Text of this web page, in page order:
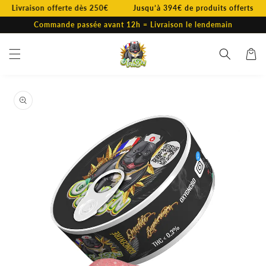
passer
contenu
Livraison offerte dès 250€
Jusqu’à 394€ de produits offerts
Commande passée avant 12h = Livraison le lendemain
Panier
Passer aux
informations
produits